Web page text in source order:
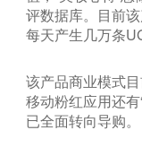
评数据库。目前
每天产生几万条
该产品商业模式
移动粉红应用还有
已全面转向导购。